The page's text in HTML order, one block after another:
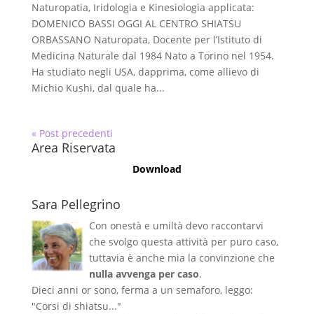
Naturopatia, Iridologia e Kinesiologia applicata:
DOMENICO BASSI OGGI AL CENTRO SHIATSU
ORBASSANO Naturopata, Docente per l’Istituto di
Medicina Naturale dal 1984 Nato a Torino nel 1954.
Ha studiato negli USA, dapprima, come allievo di
Michio Kushi, dal quale ha...
« Post precedenti
Area Riservata
Download
Sara Pellegrino
Con onestà e umiltà devo raccontarvi
che svolgo questa attività per puro caso,
tuttavia è anche mia la convinzione che
nulla avvenga per caso.
Dieci anni or sono, ferma a un semaforo, leggo:
"Corsi di shiatsu..."